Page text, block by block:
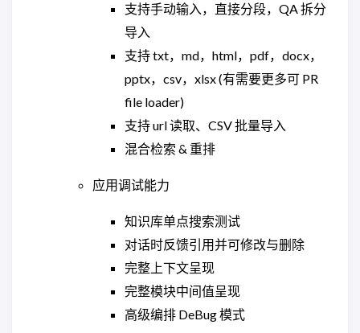
支持手动输入，直接分段，QA 拆分
导入
支持 txt，md，html，pdf，docx，
pptx，csv，xlsx (有需要更多可 PR
file loader)
支持 url 读取、CSV 批量导入
混合检索 & 重排
应用调试能力
知识库单点搜索测试
对话时反馈引用并可修改与删除
完整上下文呈现
完整模块中间值呈现
高级编排 DeBug 模式